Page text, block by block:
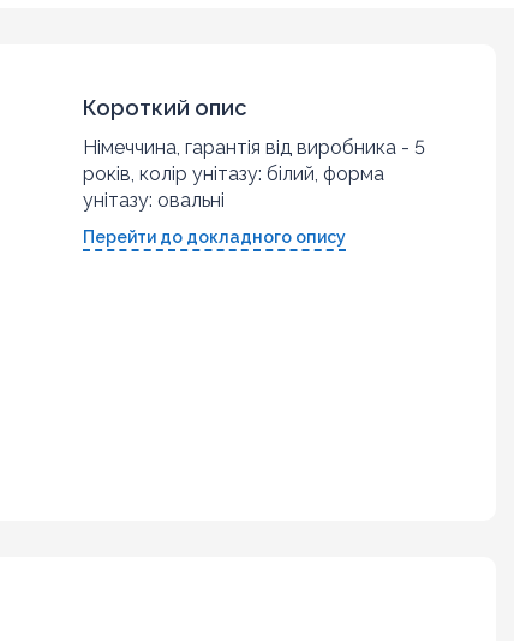
Короткий опис
Німеччина, гарантія від виробника - 5
років, колір унітазу: білий, форма
унітазу: овальні
Перейти до докладного опису